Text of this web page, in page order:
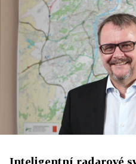
Inteligentní radarové